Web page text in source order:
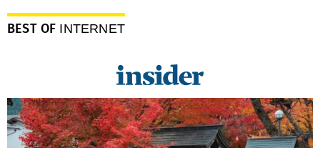
BEST OF INTERNET